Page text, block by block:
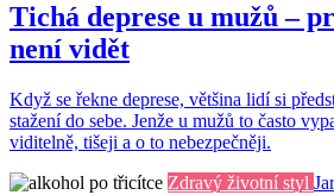
Tichá deprese u mužů –
není vidět
Když se řekne deprese, většina lidí si
stažení do sebe. Jenže u mužů to často
viditelně, tišeji a o to nebezpečněji.
Zdravý životní styl